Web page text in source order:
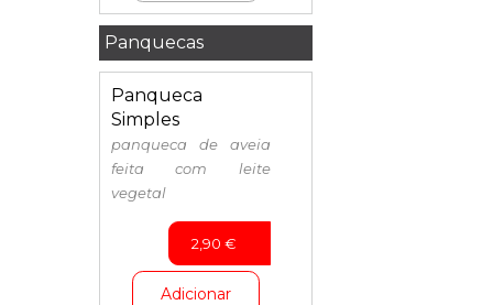
Panquecas
Panqueca
Simples
panqueca de aveia
feita com leite
vegetal
2,90 €
Adicionar